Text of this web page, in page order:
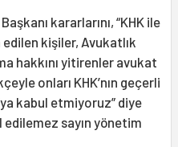
kararlarını, “KHK ile
kişiler, Avukatlık
hakkını yitirenler avukat
onları KHK’nın geçerli
kabul etmiyoruz” diye
sayın yönetim